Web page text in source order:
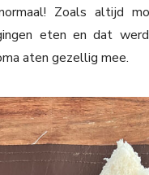
Zoals altijd
eten en dat
aten gezellig mee.